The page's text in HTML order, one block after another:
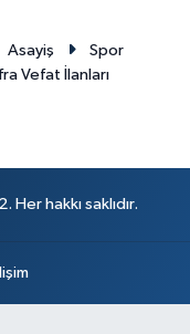
Asayiş
Spor
Vefat İlanları
hakkı saklıdır.